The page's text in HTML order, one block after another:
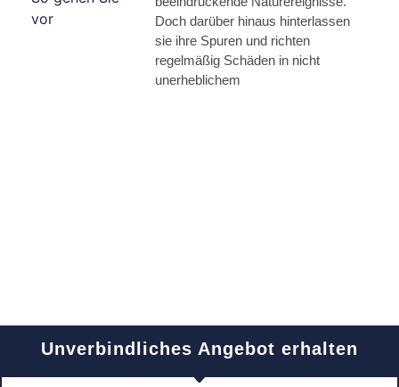
Doch darüber hinaus hinterlassen
sie ihre Spuren und richten
regelmäßig Schäden in nicht
unerheblichem
Unverbindliches Angebot erhalten